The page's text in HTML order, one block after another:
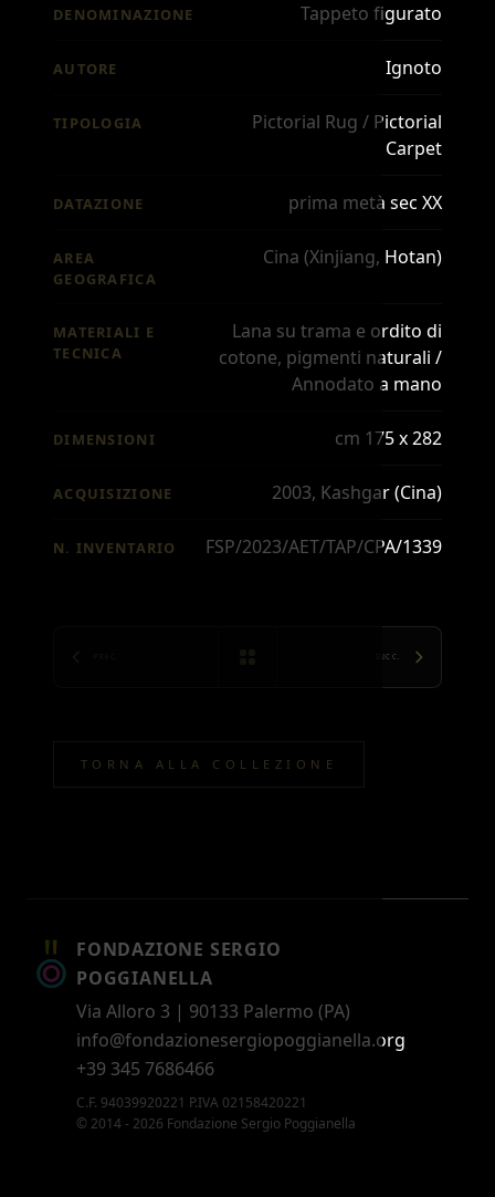
DENOMINAZIONE Tappeto figurato
AUTORE Ignoto
TIPOLOGIA
Pictorial Rug / Pictorial
Carpet
DATAZIONE prima metà sec XX
AREA
GEOGRAFICA
Cina (Xinjiang, Hotan)
MATERIALI E
TECNICA
Lana su trama e ordito di
cotone, pigmenti naturali /
Annodato a mano
DIMENSIONI cm 175 x 282
ACQUISIZIONE 2003, Kashgar (Cina)
N. INVENTARIO FSP/2023/AET/TAP/CPA/1339
SUCC.
TORNA ALLA COLLEZIONE
FONDAZIONE SERGIO
POGGIANELLA
Via Alloro 3 | 90133 Palermo (PA)
info@fondazionesergiopoggianella.org
+39 345 7686466
C.F. 94039920221 P.IVA 02158420221
© 2014 - 2026 Fondazione Sergio Poggianella